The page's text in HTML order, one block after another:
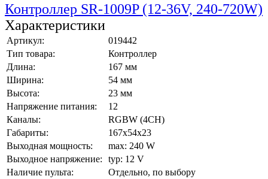
Контроллер SR-1009P (12-36V, 240-720W)
Характеристики
Артикул:
019442
Тип товара:
Контроллер
Длина:
167 мм
Ширина:
54 мм
Высота:
23 мм
Напряжение питания:
12
Каналы:
RGBW (4CH)
Габариты:
167x54x23
Выходная мощность:
max: 240 W
Выходное напряжение:
typ: 12 V
Наличие пульта:
Отдельно, по выбору